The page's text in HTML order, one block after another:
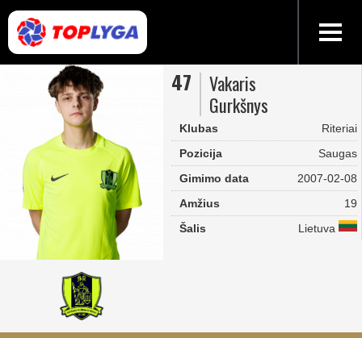
47
Vakaris
Gurkšnys
Klubas
Riteriai
Pozicija
Saugas
Gimimo data
2007-02-08
Amžius
19
Šalis
Lietuva